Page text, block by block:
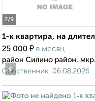
2/9
1-к квартира, на
25 000 ₽ в месяц
район Силино район,
Собственник, 06.08.2026
‹